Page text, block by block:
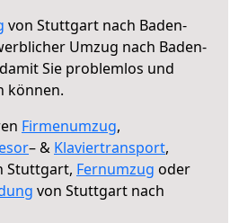
von Stuttgart nach Baden-
Umzug nach Baden-
Sie problemlos und
können.
Firmenumzug,
– & Klaviertransport,
Stuttgart, Fernumzug oder
von Stuttgart nach